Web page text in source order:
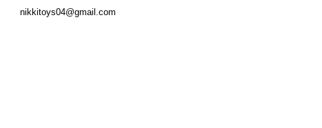
nikkitoys04@gmail.com